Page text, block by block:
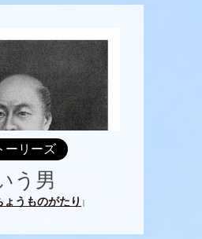
ーリーズ
う男
ょうものがたり